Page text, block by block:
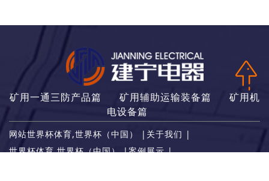
矿用一通三防产品篇 矿用辅助运输装备篇
矿用机
电设备篇
网站世界杯体育,世界杯（中国） | 关于我们 |
世界杯体育,世界杯（中国）|案例展示|